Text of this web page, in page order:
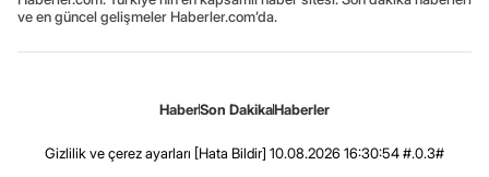
ve en güncel gelişmeler Haberler.com’da.
HaberSon DakikaHaberler
Gizlilik ve çerez ayarları [Hata Bildir] 10.08.2026 16:30:54 #.0.3#